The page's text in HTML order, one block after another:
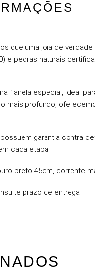
que uma joia de
e pedras naturais
flanela especial, ideal
mais profundo,
garantia contra
cada etapa.
preto 45cm, corrente
prazo de entrega